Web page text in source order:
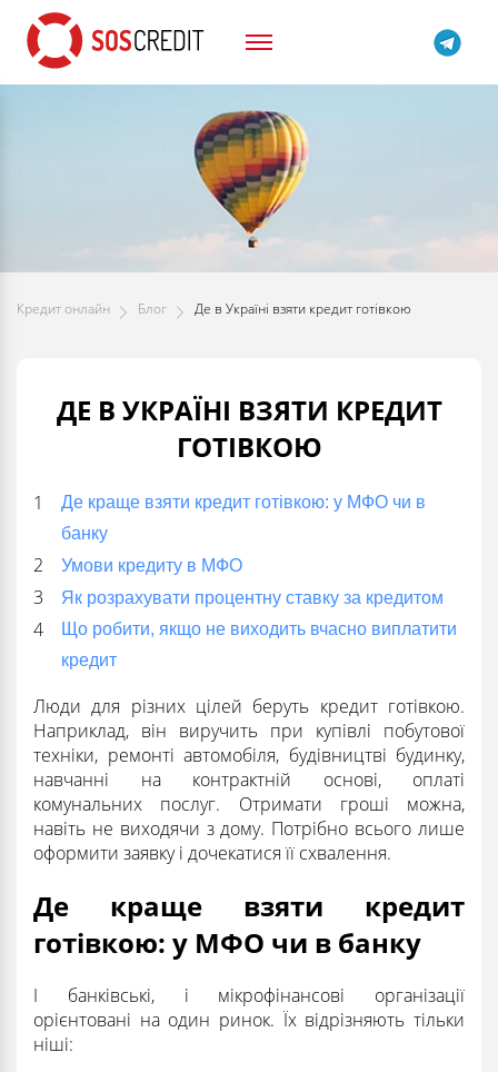
Кредит онлайн Блог Де в Україні взяти кредит готівкою
ДЕ В УКРАЇНІ ВЗЯТИ КРЕДИТ
ГОТІВКОЮ
Де краще взяти кредит готівкою: у МФО чи в
банку
Умови кредиту в МФО
Як розрахувати процентну ставку за кредитом
Що робити, якщо не виходить вчасно виплатити
кредит
Люди для різних цілей беруть кредит готівкою.
Наприклад, він виручить при купівлі побутової
техніки, ремонті автомобіля, будівництві будинку,
навчанні на контрактній основі, оплаті
комунальних послуг. Отримати гроші можна,
навіть не виходячи з дому. Потрібно всього лише
оформити заявку і дочекатися її схвалення.
Де краще взяти кредит
готівкою: у МФО чи в банку
І банківські, і мікрофінансові організації
орієнтовані на один ринок. Їх відрізняють тільки
ніші: